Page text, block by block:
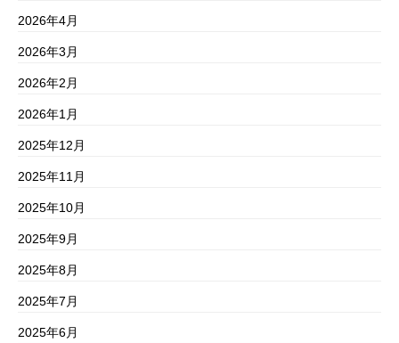
2026年4月
2026年3月
2026年2月
2026年1月
2025年12月
2025年11月
2025年10月
2025年9月
2025年8月
2025年7月
2025年6月